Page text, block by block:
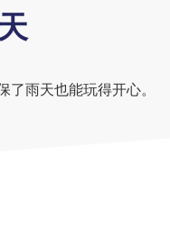
了雨天也能玩得开心。